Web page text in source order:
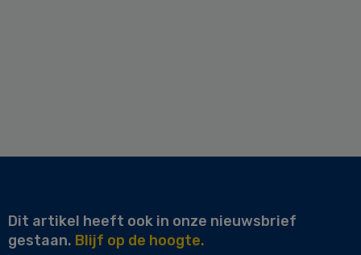
Dit artikel heeft ook in onze nieuwsbrief
gestaan. Blijf op de hoogte.